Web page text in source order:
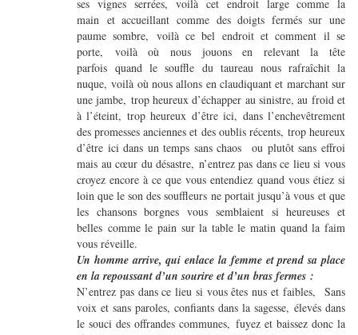
ses vignes serrées, voilà cet endroit large comme la
main et accueillant comme des doigts fermés sur une
paume sombre, voilà ce bel endroit et comment il se
porte, voilà où nous jouons en relevant la tête
parfois quand le souffle du taureau nous rafraîchit la
nuque, voilà où nous allons en claudiquant et marchant sur
une jambe, trop heureux d’échapper au sinistre, au froid et
à l’éteint, trop heureux d’être ici, dans l’enchevêtrement
des promesses anciennes et des oublis récents, trop heureux
d’être ici dans un temps sans chaos ou plutôt sans effroi
mais au cœur du désastre, n’entrez pas dans ce lieu si vous
croyez encore à ce que vous entendiez quand vous étiez si
loin que le son des souffleurs ne portait jusqu’à vous et que
les chansons borgnes vous semblaient si heureuses et
belles comme le pain sur la table le matin quand la faim
vous réveille.
Un homme arrive, qui enlace la femme et prend sa place
en la repoussant d’un sourire et d’un bras fermes :
N’entrez pas dans ce lieu si vous êtes nus et faibles, Sans
voix et sans paroles, confiants dans la sagesse, élevés dans
le souci des offrandes communes, fuyez et baissez donc la